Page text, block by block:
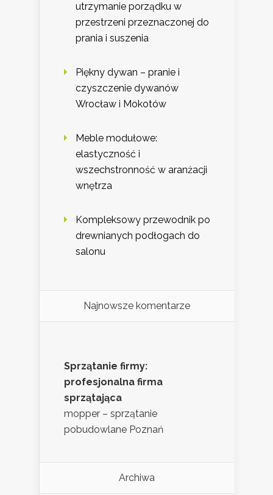
utrzymanie porządku w
przestrzeni przeznaczonej do
prania i suszenia
Piękny dywan – pranie i
czyszczenie dywanów
Wrocław i Mokotów
Meble modułowe:
elastyczność i
wszechstronność w aranżacji
wnętrza
Kompleksowy przewodnik po
drewnianych podłogach do
salonu
Najnowsze komentarze
Sprzątanie firmy:
profesjonalna firma
sprzątająca
mopper – sprzątanie
pobudowlane Poznań
Archiwa